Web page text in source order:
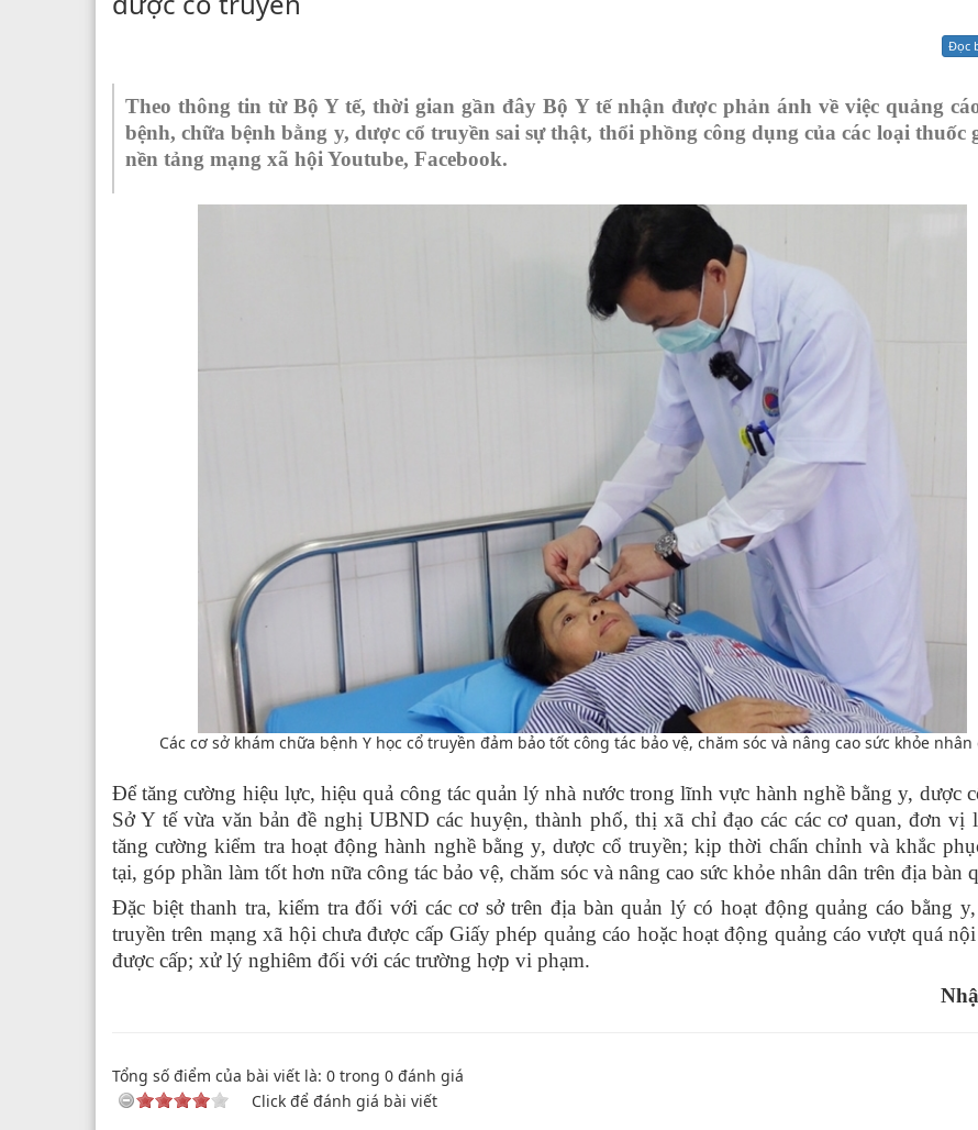
Đọc
Theo thông tin từ Bộ Y tế, thời gian gần đây Bộ Y tế nhận được phản ánh về việc quảng
bệnh, chữa bệnh bằng y, dược cổ truyền sai sự thật, thổi phồng công dụng của các loại thuốc
nền tảng mạng xã hội Youtube, Facebook.
Các cơ sở khám chữa bệnh Y học cổ truyền đảm bảo tốt công tác bảo vệ, chăm sóc và nâng cao sức khỏe nhân
Để tăng cường hiệu lực, hiệu quả công tác quản lý nhà nước trong lĩnh vực hành nghề bằng y, dược
Sở Y tế vừa văn bản đề nghị UBND các huyện, thành phố, thị xã chỉ đạo các các cơ quan, đơn vị
tăng cường kiểm tra hoạt động hành nghề bằng y, dược cổ truyền; kịp thời chấn chỉnh và khắc
tại, góp phần làm tốt hơn nữa công tác bảo vệ, chăm sóc và nâng cao sức khỏe nhân dân trên địa bàn
Đặc biệt thanh tra, kiểm tra đối với các cơ sở trên địa bàn quản lý có hoạt động quảng cáo bằng
truyền trên mạng xã hội chưa được cấp Giấy phép quảng cáo hoặc hoạt động quảng cáo vượt quá
được cấp; xử lý nghiêm đối với các trường hợp vi phạm.
Tổng số điểm của bài viết là: 0 trong 0 đánh giá
Click để đánh giá bài viết